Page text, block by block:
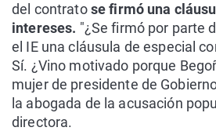
del contratose firmó una
intereses. "¿Se firmó por parte
el IE una cláusula de especial
Sí. ¿Vino motivado porque
mujer de presidente de
la abogada de la acusación
directora.